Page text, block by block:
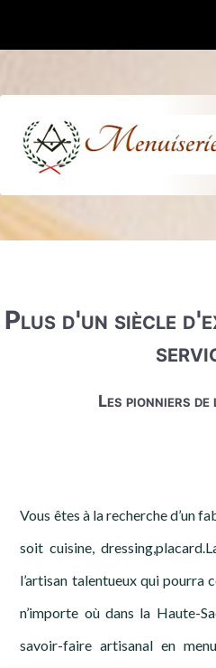
Plus d'un siècle
Les pionniers de
Vous êtes à la recherche d’un
soit cuisine,
l’artisan talentueux qui pourra
n’importe où dans la Haute-
savoir-faire artisanal en